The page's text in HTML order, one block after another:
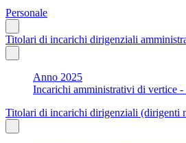
Personale
Titolari di incarichi dirigenziali
Anno 2025
Incarichi amministrativi di vertice -
Titolari di incarichi dirigenziali (dirigenti